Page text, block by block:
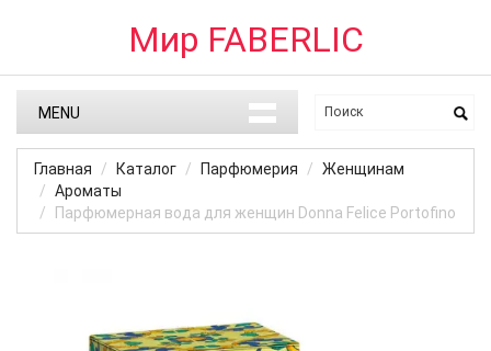
Мир FABERLIC
MENU
Главная Каталог Парфюмерия
Женщинам
Ароматы
Парфюмерная вода для женщин Donna Felice Portofino